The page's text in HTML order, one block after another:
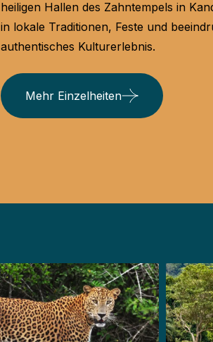
heiligen Hallen des Zahntempels in
in lokale Traditionen, Feste und
authentisches Kulturerlebnis.
Mehr Einzelheiten